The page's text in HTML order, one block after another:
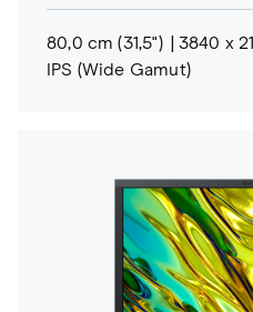
80,0 cm (31,5")
3840 x
IPS (Wide Gamut)